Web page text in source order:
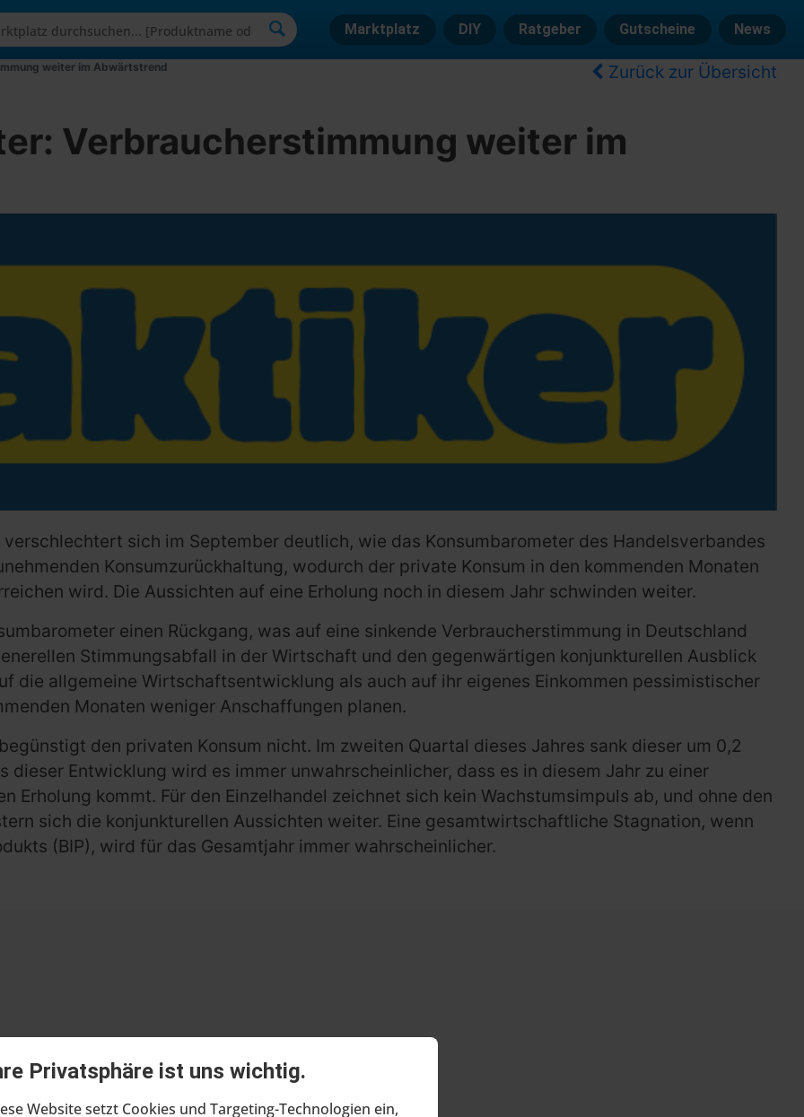
Privatsphäre ist uns wichtig.
Website setzt Cookies und Targeting-Technologien ein,
Marktplatz DIY Ratgeber Gutscheine News
weiter im Abwärtstrend Zurück zur Übersicht
Verbraucherstimmung weiter im
sich im September deutlich, wie das Konsumbarometer des Handelsverbandes
Konsumzurückhaltung, wodurch der private Konsum in den kommenden Monaten
wird. Die Aussichten auf eine Erholung noch in diesem Jahr schwinden weiter.
einen Rückgang, was auf eine sinkende Verbraucherstimmung in Deutschland
Stimmungsabfall in der Wirtschaft und den gegenwärtigen konjunkturellen Ausblick
die allgemeine Wirtschaftsentwicklung als auch auf ihr eigenes Einkommen pessimistischer
Monaten weniger Anschaffungen planen.
den privaten Konsum nicht. Im zweiten Quartal dieses Jahres sank dieser um 0,2
dieser Entwicklung wird es immer unwahrscheinlicher, dass es in diesem Jahr zu einer
Erholung kommt. Für den Einzelhandel zeichnet sich kein Wachstumsimpuls ab, und ohne den
sich die konjunkturellen Aussichten weiter. Eine gesamtwirtschaftliche Stagnation, wenn
(BIP), wird für das Gesamtjahr immer wahrscheinlicher.
Insolvenzverfahren in